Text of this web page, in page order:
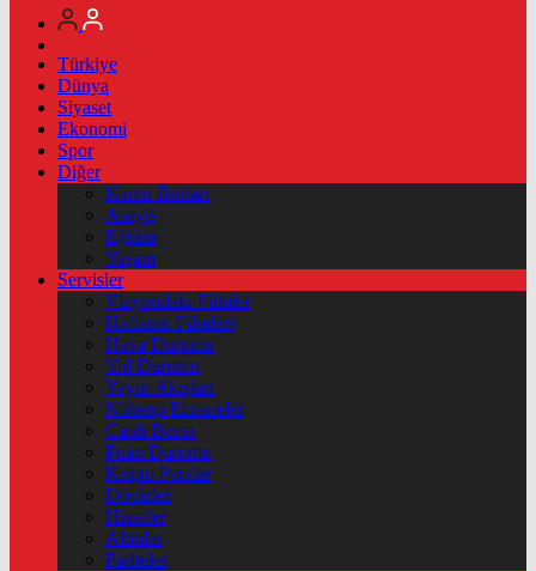
Türkiye
Dünya
Siyaset
Ekonomi
Spor
Diğer
Kamu İlanları
Asayiş
Eğitim
Yaşam
Servisler
Vizyondaki Filmler
Haftanin Filmleri
Hava Durumu
Yol Durumu
Yayın Akışları
Nöbetçi Eczaneler
Canlı Borsa
Puan Durumu
Kripto Paralar
Dövizler
Hisseler
Altınlar
Pariteler